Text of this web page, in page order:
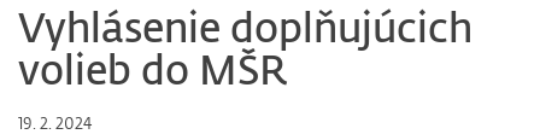
Vyhlásenie doplňujúcich
volieb do MŠR
19. 2. 2024